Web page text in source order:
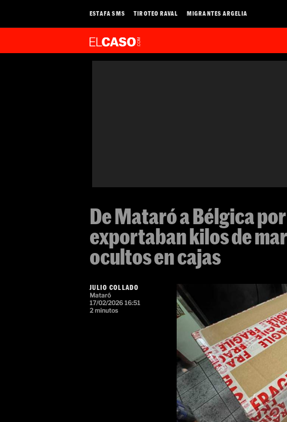
ESTAFA SMS TIROTEO RAVAL MIGRANTES ARGELIA
De Mataró a Bélgica
exportaban kilos de
ocultos en cajas
JULIO COLLADO
Mataró
17/02/2026 16:51
2 minutos